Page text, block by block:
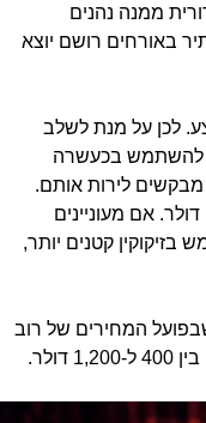
ממנה נהנים
באורחים רושם יוצא
לכן על מנת לשלב
להשתמש בכעשרה
מבקשים לירות אותם.
אם מעוניינים
קטנים יותר,
המחירים של רוב